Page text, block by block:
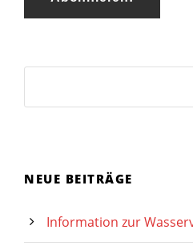
NEUE BEITRÄGE
Information zur